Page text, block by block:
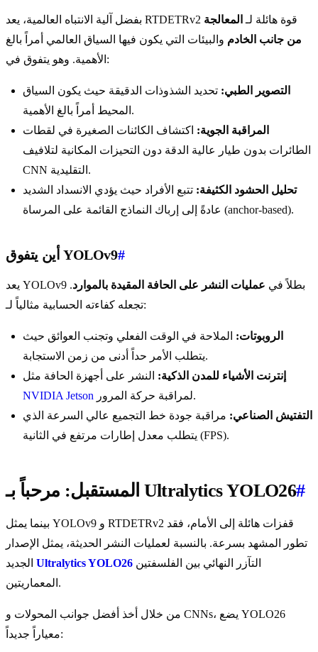
بفضل آلية الانتباه العالمية، يعد RTDETRv2 قوة هائلة لـ المعالجة
من جانب الخادم والبيئات التي يكون فيها السياق العالمي أمراً بالغ
الأهمية. وهو يتفوق في:
التصوير الطبي: تحديد الشذوذات الدقيقة حيث يكون السياق
المحيط أمراً بالغ الأهمية.
المراقبة الجوية: اكتشاف الكائنات الصغيرة في لقطات
الطائرات بدون طيار عالية الدقة دون التحيزات المكانية لتلافيف
CNN التقليدية.
تحليل الحشود الكثيفة: تتبع الأفراد حيث يؤدي الانسداد الشديد
عادةً إلى إرباك النماذج القائمة على المرساة (anchor-based).
أين يتفوق YOLOv9#
يعد YOLOv9 بطلاً في عمليات النشر على الحافة المقيدة بالموارد.
تجعله كفاءته الحسابية مثالياً لـ:
الروبوتات: الملاحة في الوقت الفعلي وتجنب العوائق حيث
يتطلب الأمر حداً أدنى من زمن الاستجابة.
إنترنت الأشياء للمدن الذكية: النشر على أجهزة الحافة مثل
NVIDIA Jetson
لمراقبة حركة المرور.
التفتيش الصناعي: مراقبة جودة خط التجميع عالي السرعة الذي
يتطلب معدل إطارات مرتفع في الثانية (FPS).
المستقبل: مرحباً بـ Ultralytics YOLO26#
بينما يمثل YOLOv9 و RTDETRv2 قفزات هائلة إلى الأمام، فقد
تطور المشهد بسرعة. بالنسبة لعمليات النشر الحديثة، يمثل الإصدار
Ultralytics YOLO26
المعماريتين.
من خلال أخذ أفضل جوانب المحولات و CNNs، يضع YOLO26
معياراً جديداً: